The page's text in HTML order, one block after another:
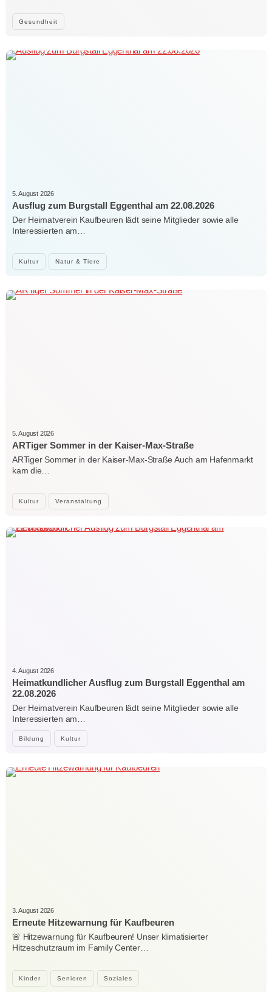
Gesundheit
Kultur Natur & Tiere
5. August 2026
Ausflug zum Burgstall Eggenthal am 22.08.2026
Der Heimatverein Kaufbeuren lädt seine Mitglieder sowie alle
Interessierten am…
Kultur Veranstaltung
5. August 2026
ARTiger Sommer in der Kaiser-Max-Straße
ARTiger Sommer in der Kaiser-Max-Straße Auch am Hafenmarkt
kam die…
Bildung Kultur
4. August 2026
Heimatkundlicher Ausflug zum Burgstall Eggenthal am
22.08.2026
Der Heimatverein Kaufbeuren lädt seine Mitglieder sowie alle
Interessierten am…
Kinder Senioren Soziales
3. August 2026
Erneute Hitzewarnung für Kaufbeuren
🚨 Hitzewarnung für Kaufbeuren! Unser klimatisierter
Hitzeschutzraum im Family Center…